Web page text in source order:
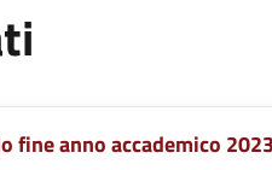
fine anno accademico